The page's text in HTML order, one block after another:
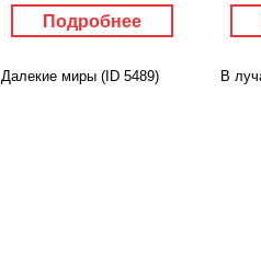
Подробнее
Далекие миры (ID 5489) В